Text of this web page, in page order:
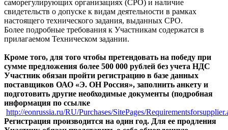
саморегулирующих организациях (СРО) и наличие
свидетельств о допуске к видам деятельности в рамках
настоящего технического задания, выданных СРО.
Более подробные требования к Участникам содержатся в
прилагаемом Техническом задании.
Кроме того, для того чтобы претендовать на победу при
сумме предложения более 500 000 рублей без учета НДС
Участник обязан пройти регистрацию в базе данных
поставщиков ОАО «Э. ОН Россия», заполнить анкету и
подготовить другие необходимые документы (подробная
информация по ссылке
http://eonrussia.ru/RU/Purchases/SitePages/
Регистрация производится на один год. Для ее продления